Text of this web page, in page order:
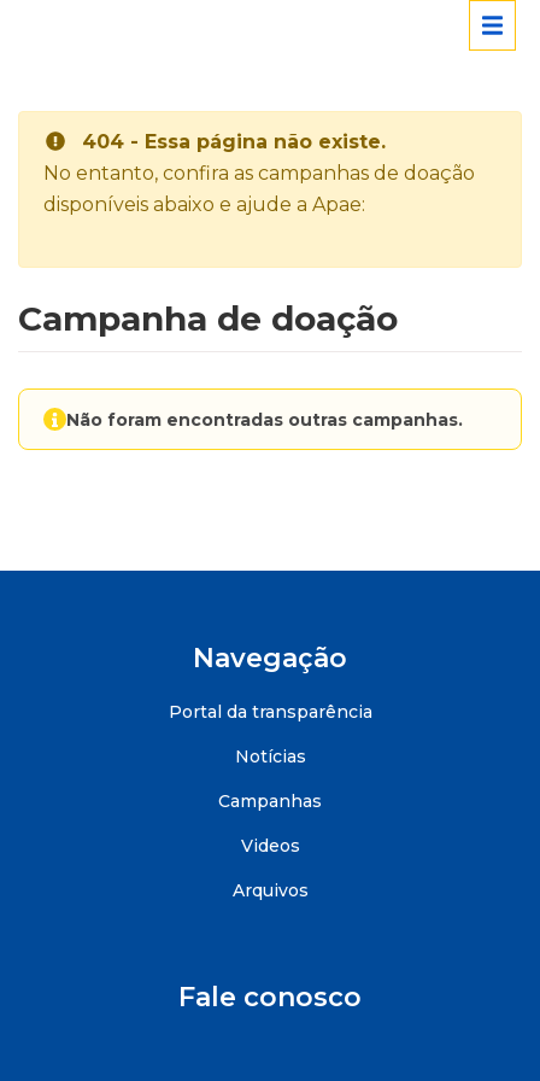
404 - Essa página não existe.
No entanto, confira as campanhas de doação
disponíveis abaixo e ajude a Apae:
Campanha de doação
Não foram encontradas outras campanhas.
Navegação
Portal da transparência
Notícias
Campanhas
Videos
Arquivos
Fale conosco